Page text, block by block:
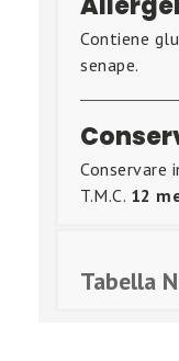
Contiene
senape.
Conservare
T.M.C. 12
Tabella